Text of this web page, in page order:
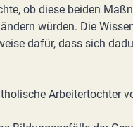
ob diese beiden
würden. Die
dafür, dass sich
Arbeitertochter